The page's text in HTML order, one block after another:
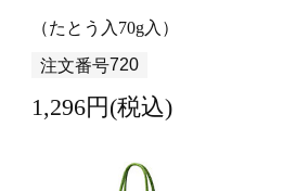
（たとう入70g入）
注文番号720
1,296円(税込)